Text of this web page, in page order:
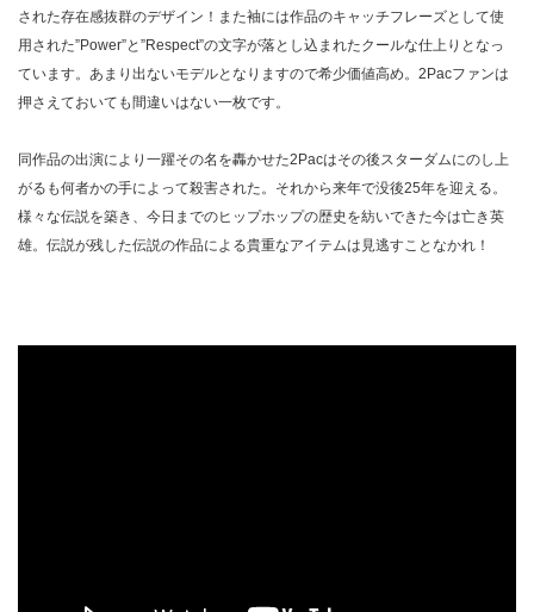
された存在感抜群のデザイン！また袖には作品のキャッチフレーズとして使
用された”Power”と”Respect”の文字が落とし込まれたクールな仕上りとなっ
ています。あまり出ないモデルとなりますので希少価値高め。2Pacファンは
押さえておいても間違いはない一枚です。
同作品の出演により一躍その名を轟かせた2Pacはその後スターダムにのし上
がるも何者かの手によって殺害された。それから来年で没後25年を迎える。
様々な伝説を築き、今日までのヒップホップの歴史を紡いできた今は亡き英
雄。伝説が残した伝説の作品による貴重なアイテムは見逃すことなかれ！